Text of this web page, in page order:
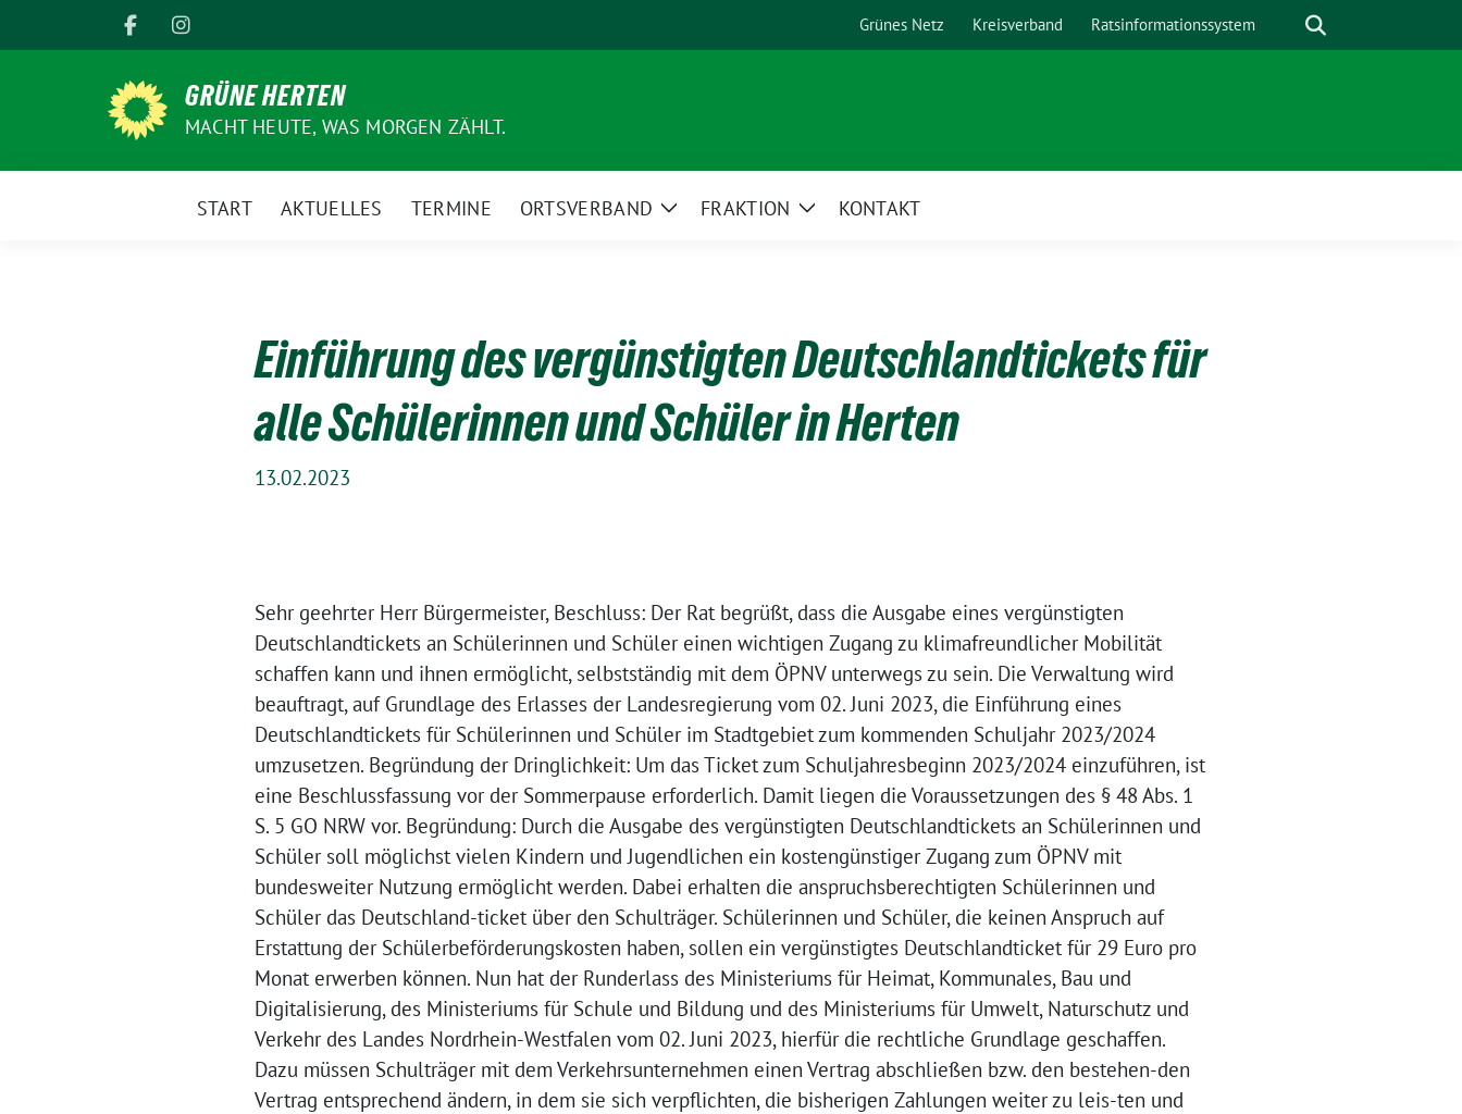
zum
Grünes Netz Kreisverband Ratsinformationssystem Suche
GRÜNE HERTEN
MACHT HEUTE, WAS MORGEN ZÄHLT.
START AKTUELLES TERMINE ORTSVERBAND
ZeigeFRAKTION
ZeigeKONTAKT
Einführung des vergünstigten Deutschlandtickets für
alle Schülerinnen und Schüler in Herten
13.02.2023
Sehr geehrter Herr Bürgermeister, Beschluss: Der Rat begrüßt, dass die Ausgabe eines vergünstigten
Deutschlandtickets an Schülerinnen und Schüler einen wichtigen Zugang zu klimafreundlicher Mobilität
schaffen kann und ihnen ermöglicht, selbstständig mit dem ÖPNV unterwegs zu sein. Die Verwaltung wird
beauftragt, auf Grundlage des Erlasses der Landesregierung vom 02. Juni 2023, die Einführung eines
Deutschlandtickets für Schülerinnen und Schüler im Stadtgebiet zum kommenden Schuljahr 2023/2024
umzusetzen. Begründung der Dringlichkeit: Um das Ticket zum Schuljahresbeginn 2023/2024 einzuführen, ist
eine Beschlussfassung vor der Sommerpause erforderlich. Damit liegen die Voraussetzungen des § 48 Abs. 1
S. 5 GO NRW vor. Begründung: Durch die Ausgabe des vergünstigten Deutschlandtickets an Schülerinnen und
Schüler soll möglichst vielen Kindern und Jugendlichen ein kostengünstiger Zugang zum ÖPNV mit
bundesweiter Nutzung ermöglicht werden. Dabei erhalten die anspruchsberechtigten Schülerinnen und
Schüler das Deutschland-ticket über den Schulträger. Schülerinnen und Schüler, die keinen Anspruch auf
Erstattung der Schülerbeförderungskosten haben, sollen ein vergünstigtes Deutschlandticket für 29 Euro pro
Monat erwerben können. Nun hat der Runderlass des Ministeriums für Heimat, Kommunales, Bau und
Digitalisierung, des Ministeriums für Schule und Bildung und des Ministeriums für Umwelt, Naturschutz und
Verkehr des Landes Nordrhein-Westfalen vom 02. Juni 2023, hierfür die rechtliche Grundlage geschaffen.
Dazu müssen Schulträger mit dem Verkehrsunternehmen einen Vertrag abschließen bzw. den bestehen-den
Vertrag entsprechend ändern, in dem sie sich verpflichten, die bisherigen Zahlungen weiter zu leis-ten und